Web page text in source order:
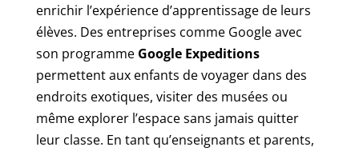
enrichir l’expérience d’apprentissage de leurs
élèves. Des entreprises comme Google avec
son programme Google Expeditions
permettent aux enfants de voyager dans des
endroits exotiques, visiter des musées ou
même explorer l’espace sans jamais quitter
leur classe. En tant qu’enseignants et parents,